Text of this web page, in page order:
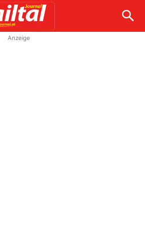
Anzeige